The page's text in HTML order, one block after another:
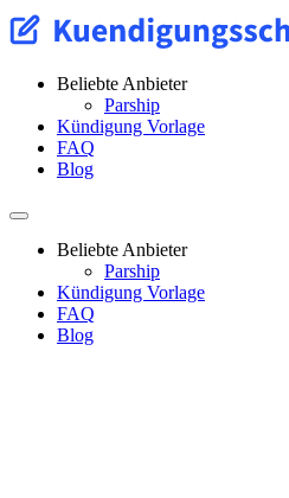
Beliebte Anbieter
Parship
Kündigung Vorlage
FAQ
Blog
Beliebte Anbieter
Parship
Kündigung Vorlage
FAQ
Blog